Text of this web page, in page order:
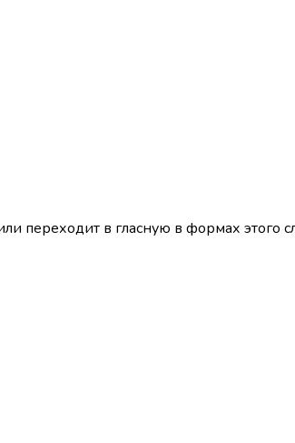
переходит в гласную в формах этого